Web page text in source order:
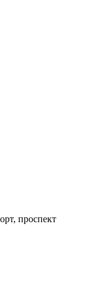
проспект